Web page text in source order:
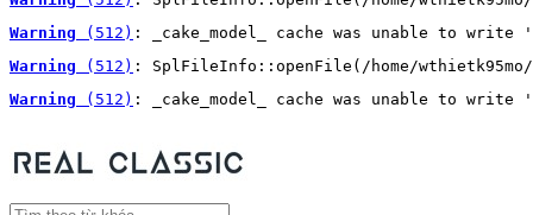
Warning (512) : _cake_model_ cache was unable to
Warning (512) : SplFileInfo::openFile(/home/wthietk95mo/
Warning (512) : _cake_model_ cache was unable to